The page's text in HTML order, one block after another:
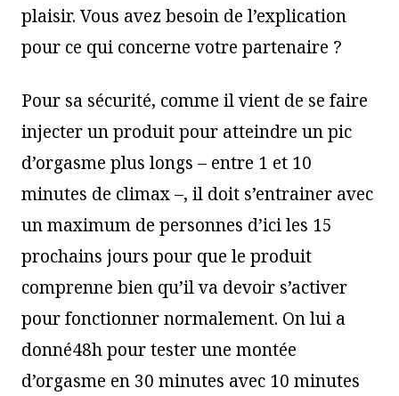
plaisir. Vous avez besoin de l’explication
pour ce qui concerne votre partenaire ?
Pour sa sécurité, comme il vient de se faire
injecter un produit pour atteindre un pic
d’orgasme plus longs – entre 1 et 10
minutes de climax –, il doit s’entrainer avec
un maximum de personnes d’ici les 15
prochains jours pour que le produit
comprenne bien qu’il va devoir s’activer
pour fonctionner normalement. On lui a
donné48h pour tester une montée
d’orgasme en 30 minutes avec 10 minutes